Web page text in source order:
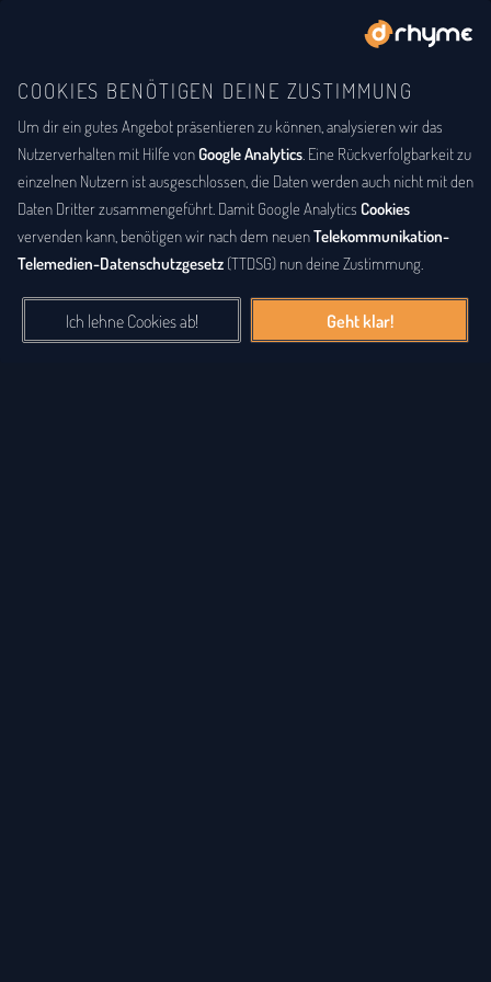
COOKIES BENÖTIGEN DEINE ZUSTIMMUNG
Um dir ein gutes Angebot präsentieren zu können, analysieren wir das
Nutzerverhalten mit Hilfe vonGoogle Analytics. Eine Rückverfolgbarkeit zu
einzelnen Nutzern ist ausgeschlossen, die Daten werden auch nicht mit den
Daten Dritter zusammengeführt. Damit Google Analytics Cookies
vervenden kann, benötigen wir nach dem neuenTelekommunikation-
Telemedien-Datenschutzgesetz (TTDSG) nun deine Zustimmung.
Ich lehne Cookies ab! Geht klar!
DU BIST DER LYRIKER
Gesammelte Lyrik
Eine große Sammlung an Gedichten, Lyriken, Songtexten, Raps
und anderen Werken. Die gesammelteLyrikder letzten Jahre,
alphabetisch nach Nutzernamen sortiert, findest du hier. Sei auch
Songtexte und Poesie.